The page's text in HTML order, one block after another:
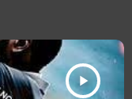
play_arrow